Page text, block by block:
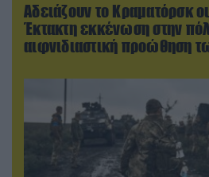
Αδειάζουν το Κραματόρσκ
Έκτακτη εκκένωση στην
αιφνιδιαστική προώθηση